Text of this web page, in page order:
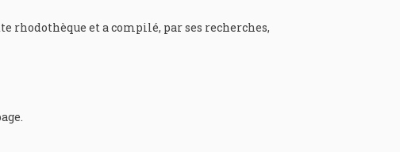
rhodothèque et a compilé, par ses recherches,